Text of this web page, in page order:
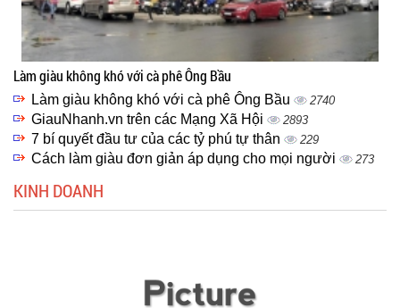
Làm giàu không khó với cà phê Ông Bầu
Làm giàu không khó với cà phê Ông Bầu 2740
GiauNhanh.vn trên các Mạng Xã Hội 2893
7 bí quyết đầu tư của các tỷ phú tự thân 229
Cách làm giàu đơn giản áp dụng cho mọi người 273
KINH DOANH